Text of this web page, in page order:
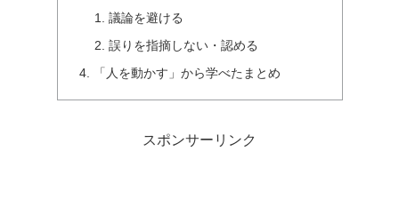
議論を避ける
誤りを指摘しない・認める
「人を動かす」から学べたまとめ
スポンサーリンク